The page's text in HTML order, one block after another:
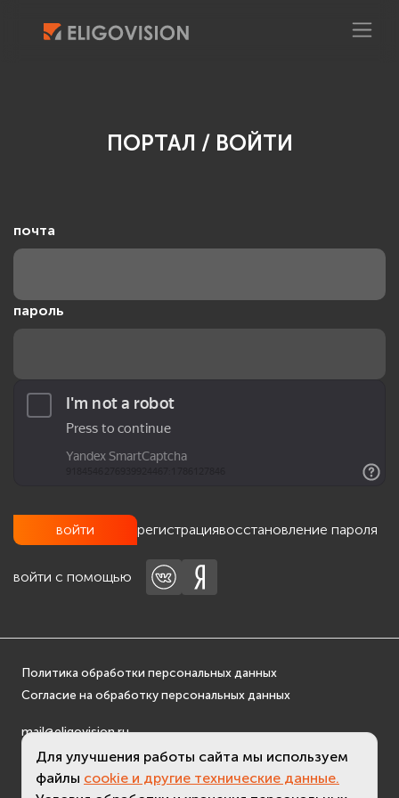
ПОРТАЛ / ВОЙТИ
почта
пароль
регистрациявосстановление пароля
войти с помощью
Политика обработки персональных данных
Согласие на обработку персональных данных
mail@eligovision.ru
+7 (495) 740 08 16
© ООО "ЭлигоВижн", 2005-2026
Для улучшения работы сайта мы используем
файлы cookie и другие технические данные.